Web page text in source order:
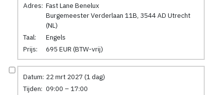
Adres: Fast Lane Benelux
Burgemeester Verderlaan 11B, 3544 AD Utrecht
(NL)
Taal:
Engels
Prijs:
695 EUR (BTW-vrij)
Datum: 22 mrt 2027 (1 dag)
Tijden: 09:00 – 17:00